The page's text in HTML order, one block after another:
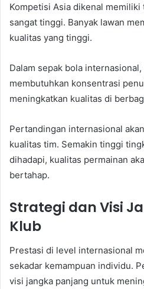
Kompetisi Asia dikenal
sangat tinggi. Banyak lawan
kualitas yang tinggi.
Dalam sepak bola
membutuhkan konsentrasi
meningkatkan kualitas di
Pertandingan internasional
kualitas tim. Semakin tinggi
dihadapi, kualitas permainan
bertahap.
Strategi dan Visi
Klub
Prestasi di level internasional
sekadar kemampuan individu.
visi jangka panjang untuk